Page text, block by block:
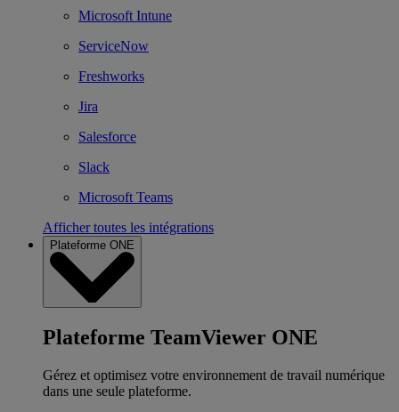
Microsoft Intune
ServiceNow
Freshworks
Jira
Salesforce
Slack
Microsoft Teams
Afficher toutes les intégrations
Plateforme ONE
Plateforme TeamViewer ONE
Gérez et optimisez votre environnement de travail numérique
dans une seule plateforme.